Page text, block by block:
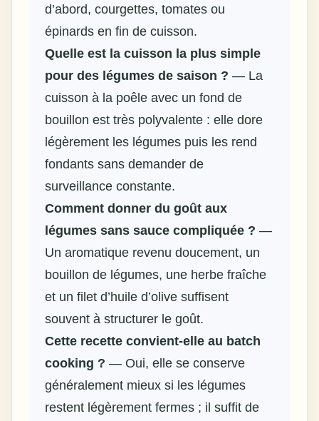
d’abord, courgettes, tomates ou
épinards en fin de cuisson.
Quelle est la cuisson la plus simple
pour des légumes de saison ? — La
cuisson à la poêle avec un fond de
bouillon est très polyvalente : elle dore
légèrement les légumes puis les rend
fondants sans demander de
surveillance constante.
Comment donner du goût aux
légumes sans sauce compliquée ? —
Un aromatique revenu doucement, un
bouillon de légumes, une herbe fraîche
et un filet d’huile d’olive suffisent
souvent à structurer le goût.
Cette recette convient-elle au batch
cooking ? — Oui, elle se conserve
généralement mieux si les légumes
restent légèrement fermes ; il suffit de